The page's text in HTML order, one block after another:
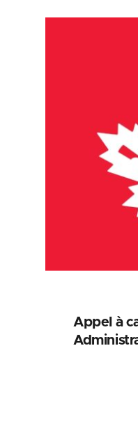
Appel à